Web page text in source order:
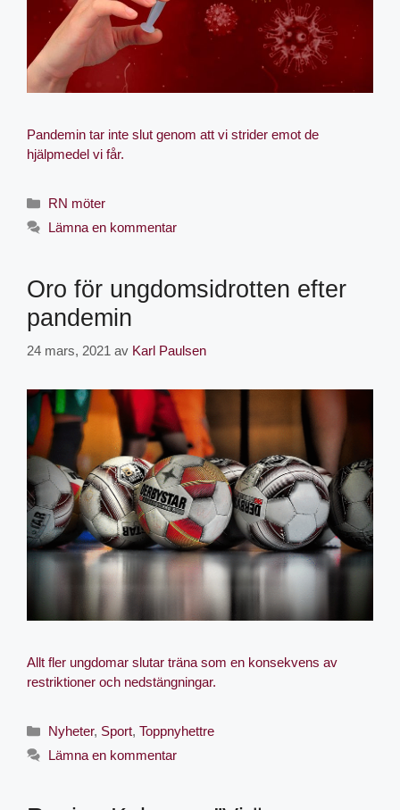
Pandemin tar inte slut genom att vi strider emot de
hjälpmedel vi får.
RN möter
Lämna en kommentar
Oro för ungdomsidrotten efter
pandemin
24 mars, 2021 av Karl Paulsen
Allt fler ungdomar slutar träna som en konsekvens av
restriktioner och nedstängningar.
Nyheter, Sport, Toppnyhettre
Lämna en kommentar